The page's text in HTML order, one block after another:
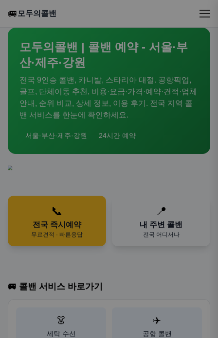
🚐 모두의콜밴
모두의콜밴 | 콜밴 예약 - 서울·부
산·제주·강원
전국 9인승 콜밴, 카니발, 스타리아 대절. 공항픽업,
골프, 단체이동 추천, 비용·요금·가격·예약·견적·업체
안내, 순위 비교, 상세 정보, 이용 후기. 전국 지역 콜
밴 서비스를 한눈에 확인하세요.
서울·부산·제주·강원 24시간 예약
📞
전국 즉시예약
무료견적 · 빠른응답
📍
내 주변 콜밴
전국 어디서나
🚐 콜밴 서비스 바로가기
👗
세탁 수선
✈️
공항 콜밴